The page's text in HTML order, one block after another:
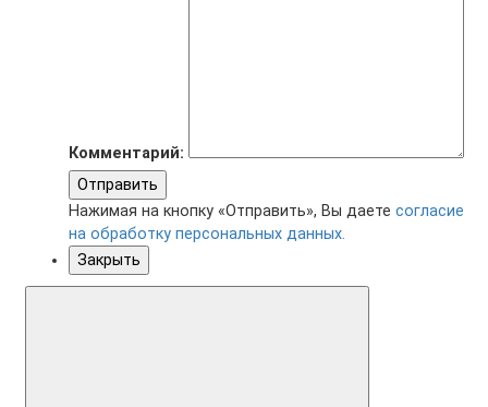
Комментарий:
Отправить
Нажимая на кнопку «Отправить», Вы даете согласие
на обработку персональных данных.
Закрыть